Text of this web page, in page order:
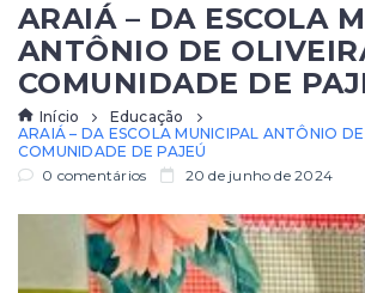
ARAIÁ – DA ESCOLA
ANTÔNIO DE
COMUNIDADE DE
Início
Educação
ARAIÁ – DA ESCOLA MUNICIPAL ANTÔNIO
COMUNIDADE DE PAJEÚ
0 comentários
20 de junho de 2024